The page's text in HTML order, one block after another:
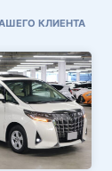
КЛИЕНТА